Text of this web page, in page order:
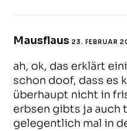
Mausflaus 23. FEBRUAR
ah, ok, das erklärt
schon doof, dass es
überhaupt nicht in
erbsen gibts ja auch
gelegentlich mal in